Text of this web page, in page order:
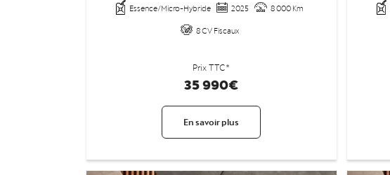
Essence/Micro-Hybride 2025
8 000 Km
8 CV Fiscaux
Prix TTC*
35 990€
En savoir plus